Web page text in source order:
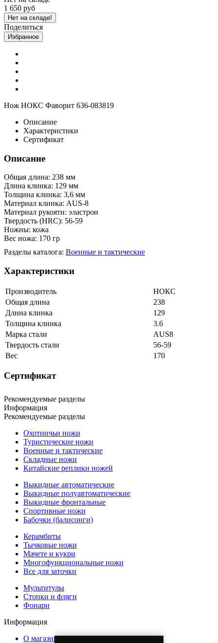
1 650 руб
Нет на складе!
Поделиться
Избранное
Нож НОКС Фаворит 636-083819
Описание
Характеристики
Сертификат
Описание
Общая длина: 238 мм
Длина клинка: 129 мм
Толщина клинка: 3,6 мм
Материал клинка: AUS-8
Материал рукояти: эластрон
Твердость (HRC): 56-59
Ножны: кожа
Вес ножа: 170 гр
Разделы каталога: Военные и тактические
Характеристики
Производитель
НОКС
Общая длина
238
Длина клинка
129
Толщина клинка
3.6
Марка стали
AUS8
Твердость стали
56-59
Вес
170
Сертификат
Рекомендуемые разделы
Информация
Рекомендуемые разделы
Охотничьи ножи
Туристические ножи
Военные и тактические
Складные ножи
Китайские реплики ножей
Выкидные автоматические
Выкидные полуавтоматические
Выкидные фронтальные
Спортивные ножи
Бабочки (балисонги)
Керамбиты
Тычковые ножи
Мачете и кукри
Многофункциональные ножи
Все для заточки
Мультитулы
Стопки и фляги
Фонари
Информация
О магазине